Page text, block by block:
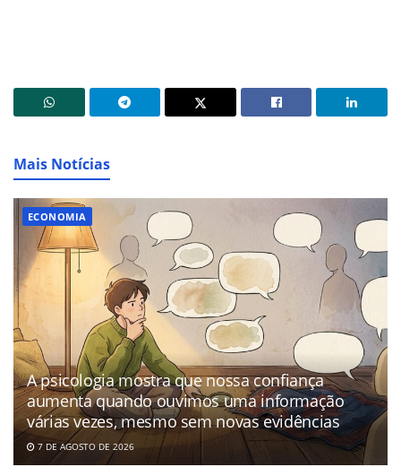
Mais Notícias
ECONOMIA
A psicologia mostra que nossa confiança
aumenta quando ouvimos uma informação
várias vezes, mesmo sem novas evidências
7 DE AGOSTO DE 2026